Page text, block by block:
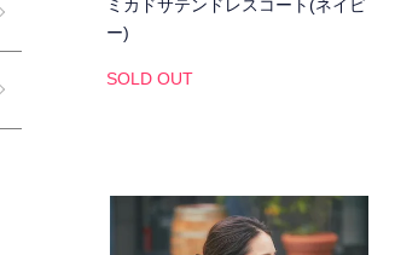
ミカドサテンドレスコート(ネイビ
ー)
SOLD OUT